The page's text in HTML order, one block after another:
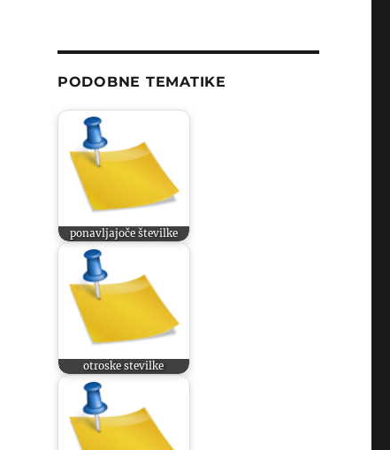
PODOBNE TEMATIKE
ponavljajoče številke
otroske stevilke